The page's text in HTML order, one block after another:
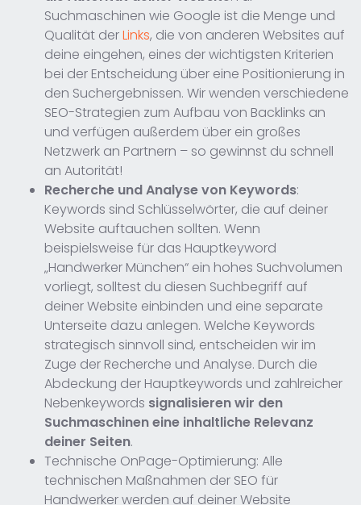
Suchmaschinen wie Google ist die Menge und
Qualität derLinks, die von anderen Websites auf
deine eingehen, eines der wichtigsten Kriterien
bei der Entscheidung über eine Positionierung in
den Suchergebnissen. Wir wenden verschiedene
SEO-Strategien zum Aufbau von Backlinks an
und verfügen außerdem über ein großes
Netzwerk an Partnern – so gewinnst du schnell
an Autorität!
Recherche und Analyse von Keywords:
Keywords sind Schlüsselwörter, die auf deiner
Website auftauchen sollten. Wenn
beispielsweise für das Hauptkeyword
„Handwerker München“ ein hohes Suchvolumen
vorliegt, solltest du diesen Suchbegriff auf
deiner Website einbinden und eine separate
Unterseite dazu anlegen. Welche Keywords
strategisch sinnvoll sind, entscheiden wir im
Zuge der Recherche und Analyse. Durch die
Abdeckung der Hauptkeywords und zahlreicher
Nebenkeywords signalisieren wir den
Suchmaschinen eine inhaltliche Relevanz
deiner Seiten.
Technische OnPage-Optimierung: Alle
technischen Maßnahmen der SEO für
Handwerker werden auf deiner Website